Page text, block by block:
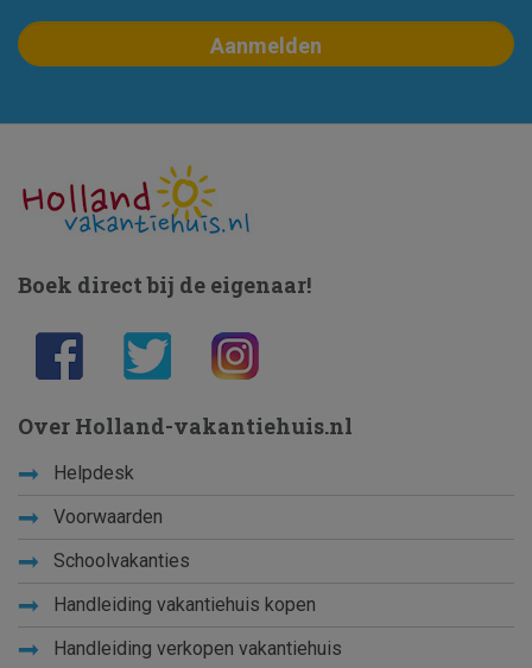
Boek direct bij de eigenaar!
Over Holland-vakantiehuis.nl
Helpdesk
Voorwaarden
Schoolvakanties
Handleiding vakantiehuis kopen
Handleiding verkopen vakantiehuis